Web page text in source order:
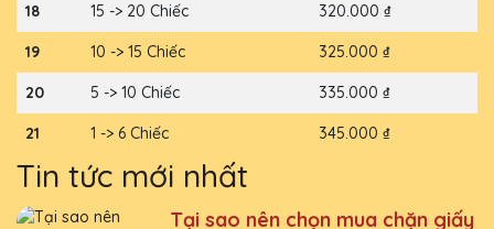
18 15 -> 20 Chiếc 320.000 ₫
19 10 -> 15 Chiếc 325.000 ₫
20 5 -> 10 Chiếc 335.000 ₫
21 1 -> 6 Chiếc 345.000 ₫
Tin tức mới nhất
Tại sao nên chọn mua chặn giấy